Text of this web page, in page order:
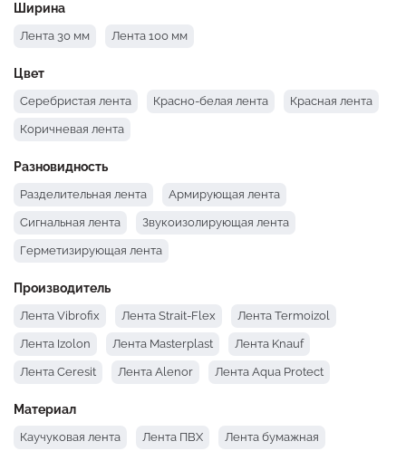
Ширина
Лента 30 мм Лента 100 мм
Цвет
Серебристая лента Красно-белая лента Красная лента
Коричневая лента
Разновидность
Разделительная лента Армирующая лента
Сигнальная лента Звукоизолирующая лента
Герметизирующая лента
Производитель
Лента Vibrofix Лента Strait-Flex Лента Termoizol
Лента Izolon Лента Masterplast Лента Knauf
Лента Ceresit Лента Alenor Лента Aqua Protect
Материал
Каучуковая лента Лента ПВХ Лента бумажная